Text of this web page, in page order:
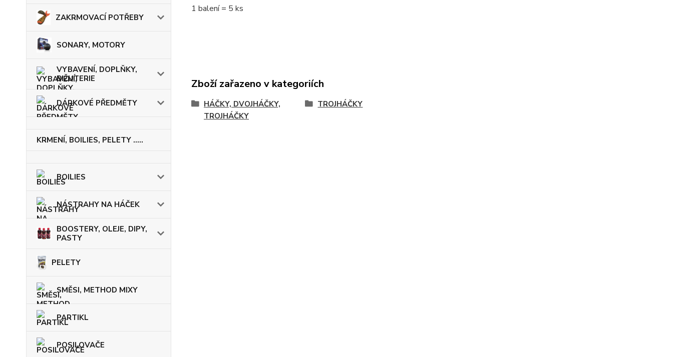
ZAKRMOVACÍ POTŘEBY
SONARY, MOTORY
VYBAVENÍ, DOPLŇKY,
BIŽUTERIE
DÁRKOVÉ PŘEDMĚTY
KRMENÍ, BOILIES, PELETY .....
BOILIES
NÁSTRAHY NA HÁČEK
BOOSTERY, OLEJE, DIPY,
PASTY
PELETY
SMĚSI, METHOD MIXY
PARTIKL
POSILOVAČE
1 balení = 5 ks
Zboží zařazeno v kategoriích
HÁČKY, DVOJHÁČKY,
TROJHÁČKY
TROJHÁČKY